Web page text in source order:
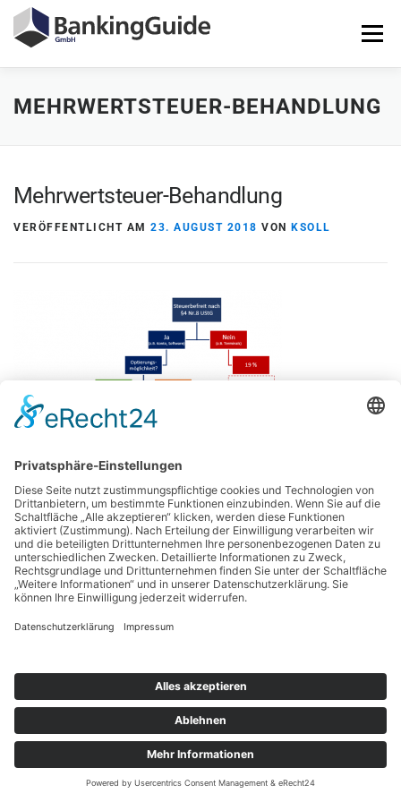
Zum
Inhalt
springen
Menü
STARTSEITE PRODUKTE BANKINGGUIDE-DEMO
MEHRWERTSTEUER-BEHANDLUNG
Mehrwertsteuer-Behandlung
VERÖFFENTLICHT AM 23. AUGUST 2018 VON KSOLL
Suchen
nach:
Copyright © 2026 BankingGuide GmbH |Impressum